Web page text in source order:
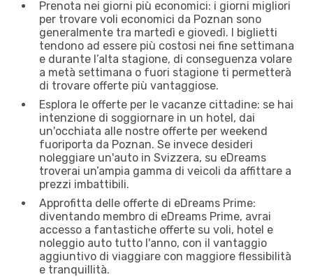
Prenota nei giorni più economici: i giorni migliori
per trovare voli economici da Poznan sono
generalmente tra martedì e giovedì. I biglietti
tendono ad essere più costosi nei fine settimana
e durante l’alta stagione, di conseguenza volare
a metà settimana o fuori stagione ti permetterà
di trovare offerte più vantaggiose.
Esplora le offerte per le vacanze cittadine: se hai
intenzione di soggiornare in un hotel, dai
un'occhiata alle nostre offerte per weekend
fuoriporta da Poznan. Se invece desideri
noleggiare un'auto in Svizzera, su eDreams
troverai un’ampia gamma di veicoli da affittare a
prezzi imbattibili.
Approfitta delle offerte di eDreams Prime:
diventando membro di eDreams Prime, avrai
accesso a fantastiche offerte su voli, hotel e
noleggio auto tutto l'anno, con il vantaggio
aggiuntivo di viaggiare con maggiore flessibilità
e tranquillità.